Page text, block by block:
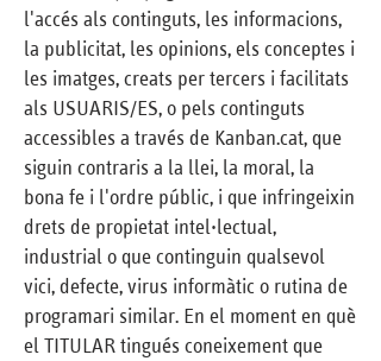
l'accés als continguts, les informacions,
la publicitat, les opinions, els conceptes i
les imatges, creats per tercers i facilitats
als USUARIS/ES, o pels continguts
accessibles a través de Kanban.cat, que
siguin contraris a la llei, la moral, la
bona fe i l'ordre públic, i que infringeixin
drets de propietat intel·lectual,
industrial o que continguin qualsevol
vici, defecte, virus informàtic o rutina de
programari similar. En el moment en què
el TITULAR tingués coneixement que